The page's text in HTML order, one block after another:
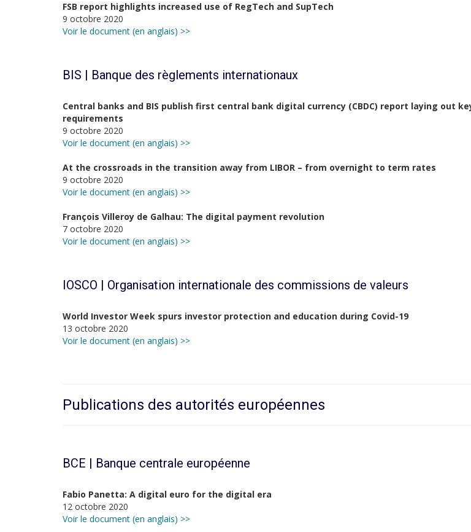
FSB report highlights increased use of RegTech and SupTech
9 octobre 2020
Voir le document (en anglais) >>
BIS | Banque des règlements internationaux
Central banks and BIS publish first central bank digital currency (CBDC) report laying out
requirements
9 octobre 2020
Voir le document (en anglais) >>
At the crossroads in the transition away from LIBOR – from overnight to term rates
9 octobre 2020
Voir le document (en anglais) >>
François Villeroy de Galhau: The digital payment revolution
7 octobre 2020
Voir le document (en anglais) >>
IOSCO | Organisation internationale des commissions de valeurs
World Investor Week spurs investor protection and education during Covid-19
13 octobre 2020
Voir le document (en anglais) >>
Publications des autorités européennes
BCE | Banque centrale européenne
Fabio Panetta: A digital euro for the digital era
12 octobre 2020
Voir le document (en anglais) >>